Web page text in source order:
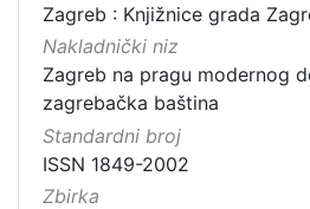
Zagreb : Knjižnice grada
Nakladnički niz
Zagreb na pragu modernog
zagrebačka baština
Standardni broj
ISSN 1849-2002
Zbirka